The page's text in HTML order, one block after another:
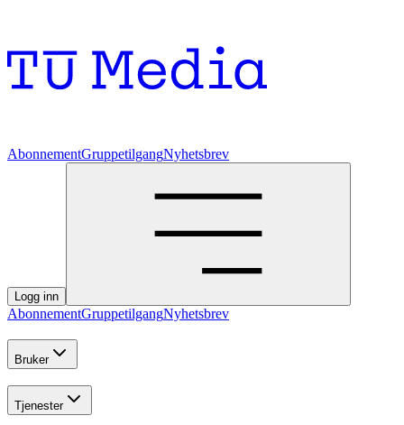
AbonnementGruppetilgangNyhetsbrev
Logg inn
AbonnementGruppetilgangNyhetsbrev
Bruker
Tjenester